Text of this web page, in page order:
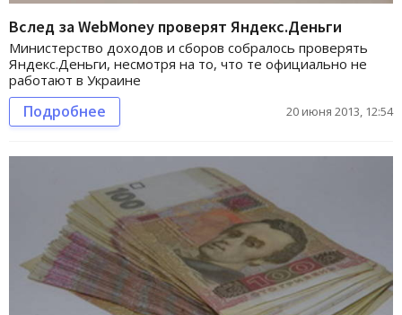
Вслед за WebMoney проверят Яндекс.Деньги
Министерство доходов и сборов собралось проверять
Яндекс.Деньги, несмотря на то, что те официально не
работают в Украине
Подробнее 20 июня 2013, 12:54